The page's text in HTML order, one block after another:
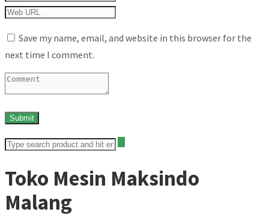
Save my name, email, and website in this browser for the
next time I comment.
Toko Mesin Maksindo
Malang